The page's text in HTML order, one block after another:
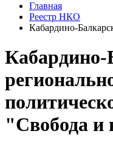
Главная
Реестр НКО
Кабардино-
Кабардино-
"Свобода и